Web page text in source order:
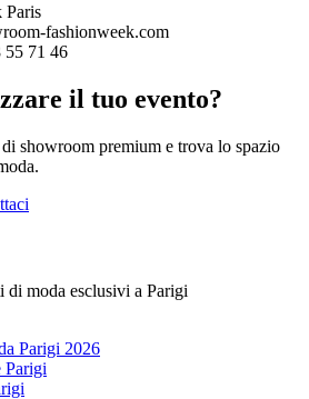
Paris
fashionweek.com
55 71 46
il tuo evento?
showroom premium e trova lo spazio
di moda esclusivi a Parigi
Parigi 2026
Parigi